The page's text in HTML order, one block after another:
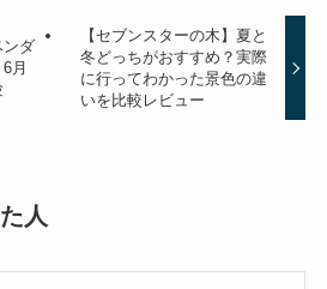
ンダ
月
【セブンスターの木】夏と
冬どっちがおすすめ？実際
に行ってわかった景色の違
いを比較レビュー
人